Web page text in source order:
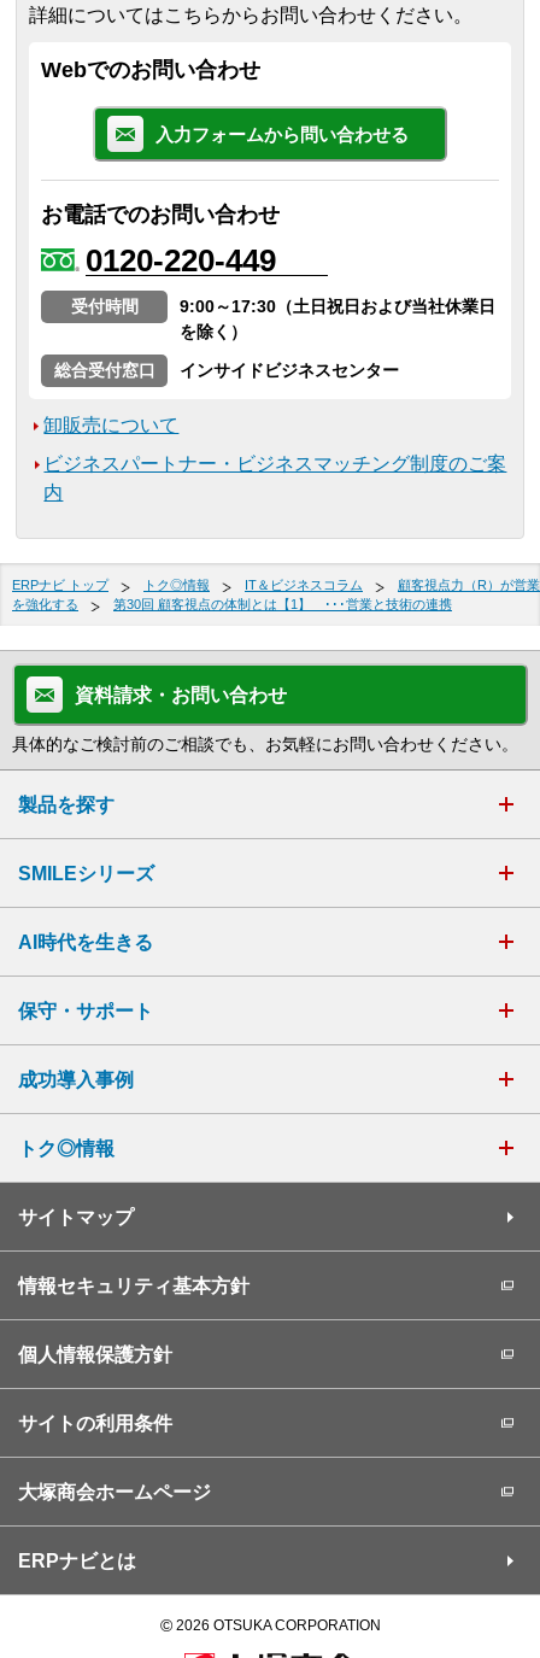
詳細についてはこちらからお問い合わせください。
Webでのお問い合わせ
入力フォームから問い合わせる
お電話でのお問い合わせ
0120-220-449
受付時間
9:00～17:30（土日祝日および当社休業日
を除く）
総合受付窓口
インサイドビジネスセンター
卸販売について
ビジネスパートナー・ビジネスマッチング制度のご案
内
ERPナビ トップ トク◎情報 IT＆ビジネスコラム
顧客視点力（R）が営業
を強化する
第30回 顧客視点の体制とは【1】 ･･･営業と技術の連携
資料請求・お問い合わせ
具体的なご検討前のご相談でも、お気軽にお問い合わせください。
製品を探す
SMILEシリーズ
AI時代を生きる
保守・サポート
成功導入事例
トク◎情報
サイトマップ
情報セキュリティ基本方針
個人情報保護方針
サイトの利用条件
大塚商会ホームページ
ERPナビとは
©2026 OTSUKA CORPORATION